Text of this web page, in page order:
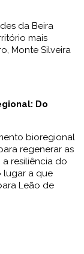
da Beira
mais
Monte Silveira
Do
bioregional
regenerar as
resiliência do
lugar a que
Leão de